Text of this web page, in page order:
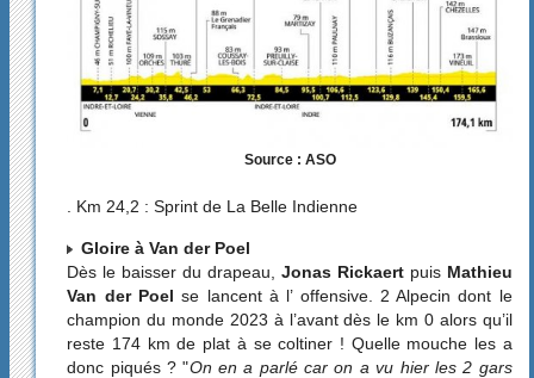
Source : ASO
. Km 24,2 : Sprint de La Belle Indienne
Gloire à Van der Poel
Dès le baisser du drapeau, Jonas Rickaertpuis Mathieu
Van der Poel se lancent à l’ offensive. 2 Alpecin dont le
champion du monde 2023 à l’avant dès le km 0 alors qu’il
reste 174 km de plat à se coltiner ! Quelle mouche les a
donc piqués ? "On en a parlé car on a vu hier les 2 gars